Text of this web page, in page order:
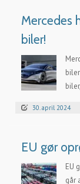
Mercedes
biler!
30. april 2024
EU gør
EU
går